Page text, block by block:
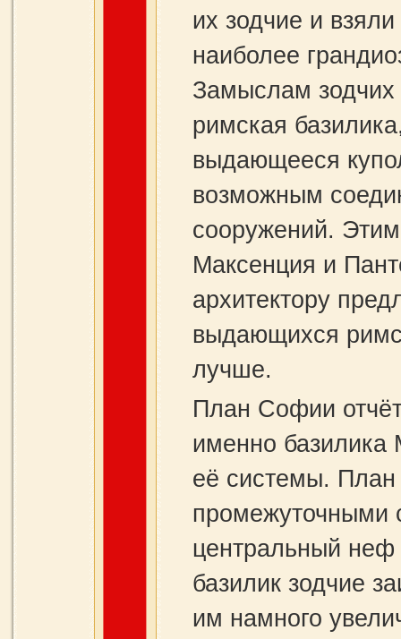
их зодчие и
наиболее
Замыслам зодчих
римская
выдающееся
возможным
сооружений.
Максенция и
архитектору
выдающихся
лучше.
План Софии
именно базилика
её системы.
промежуточными
центральный неф
базилик зодчие
им намного